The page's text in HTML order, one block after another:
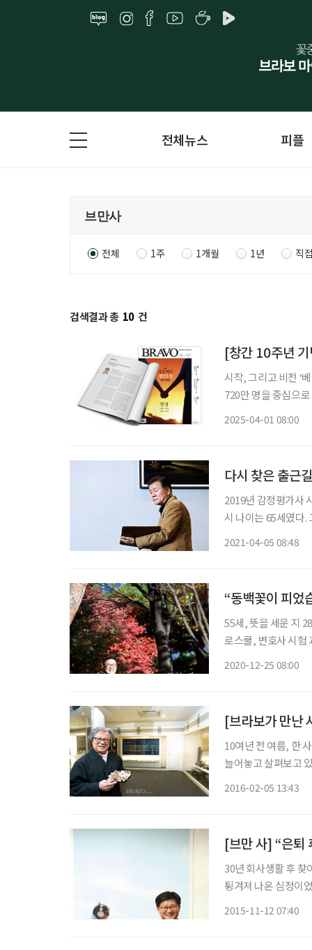
전체뉴스 피플
전체 1주 1개월 1년 직
검색결과 총 10 건
[창간 10주년
시작, 그리고 비전 ‘
720만 명을 중심으
2025-04-01 08:00
다시 찾은 출근
2019년 감정평가사
시 나이는 65세였다.
2021-04-05 08:48
“동백꽃이 피었
55세, 뜻을 세운 지
로스쿨, 변호사 시험
2020-12-25 08:00
[브라보가 만난
10여년 전 여름, 한
늘어놓고 살펴보고
2016-02-05 13:43
[브만 사] “은퇴
30년 회사생활 후 찾
튕겨져 나온 심정이
2015-11-12 07:40